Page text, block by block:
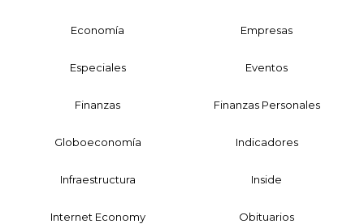
Economía Empresas
Especiales Eventos
Finanzas Finanzas Personales
Globoeconomía Indicadores
Infraestructura Inside
Internet Economy Obituarios